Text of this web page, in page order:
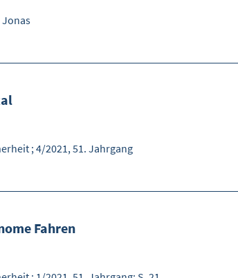
Jonas
; 4/2021, 51. Jahrgang
Fahren